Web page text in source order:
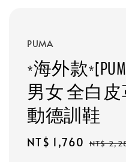
PUMA
*海外款
男女 全白
動德訓鞋
Sale
NT$ 1,760 NT$